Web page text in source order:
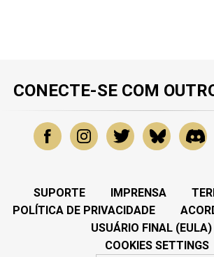
CONECTE-SE COM
SUPORTE IMPRENSA
POLÍTICA DE PRIVACIDADE
USUÁRIO FINAL (EULA)
COOKIES SETTINGS